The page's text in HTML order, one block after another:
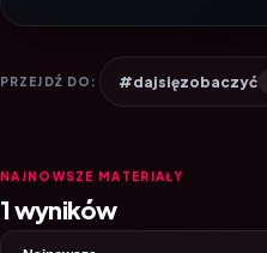
PRZEJDŹ DO: #dajsięzobaczyć
NAJNOWSZE MATERIAŁY
1 wyników